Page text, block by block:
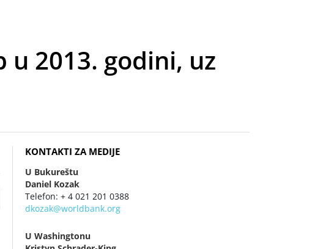
u 2013. godini, uz
KONTAKTI ZA MEDIJE
U Bukureštu
Daniel Kozak
Telefon: + 4 021 201 0388
dkozak@worldbank.org
U Washingtonu